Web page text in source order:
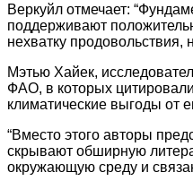
Веркуйл отмечает:
поддерживают
нехватку
Мэтью Хайек,
ФАО, в которых
климатические выгоды от
“Вместо этого авторы
скрывают обширную
окружающую среду и